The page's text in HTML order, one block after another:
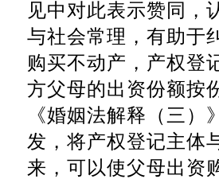
见中对此表示赞同，
与社会常理，有助于
购买不动产，产权登
方父母的出资份额按
《婚姻法解释（三
发，将产权登记主体
来，可以使父母出资